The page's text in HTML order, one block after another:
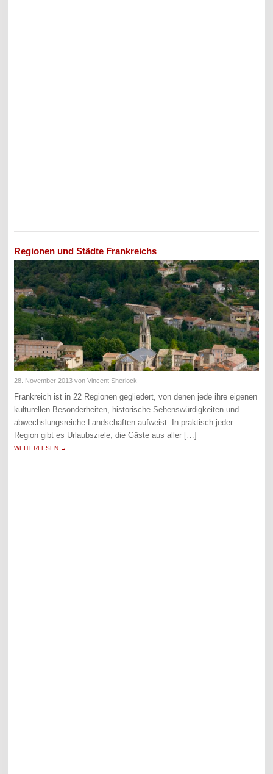
Regionen und Städte Frankreichs
28. November 2013 von Vincent Sherlock
Frankreich ist in 22 Regionen gegliedert, von denen jede ihre eigenen
kulturellen Besonderheiten, historische Sehenswürdigkeiten und
abwechslungsreiche Landschaften aufweist. In praktisch jeder
Region gibt es Urlaubsziele, die Gäste aus aller […]
WEITERLESEN →